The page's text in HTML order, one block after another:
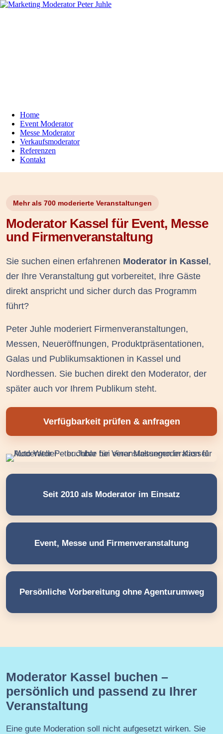
Home
Event Moderator
Messe Moderator
Verkaufsmoderator
Referenzen
Kontakt
Mehr als 700 moderierte Veranstaltungen
Moderator Kassel für Event, Messe
und Firmenveranstaltung
Sie suchen einen erfahrenen Moderator in Kassel ,
der Ihre Veranstaltung gut vorbereitet, Ihre Gäste
direkt anspricht und sicher durch das Programm
führt?
Peter Juhle moderiert Firmenveranstaltungen,
Messen, Neueröffnungen, Produktpräsentationen,
Galas und Publikumsaktionen in Kassel und
Nordhessen. Sie buchen direkt den Moderator, der
später auch vor Ihrem Publikum steht.
Verfügbarkeit prüfen & anfragen
Seit 2010 als Moderator im Einsatz
Event, Messe und Firmenveranstaltung
Persönliche Vorbereitung ohne Agenturumweg
Moderator Kassel buchen –
persönlich und passend zu Ihrer
Veranstaltung
Eine gute Moderation soll nicht aufgesetzt wirken. Sie